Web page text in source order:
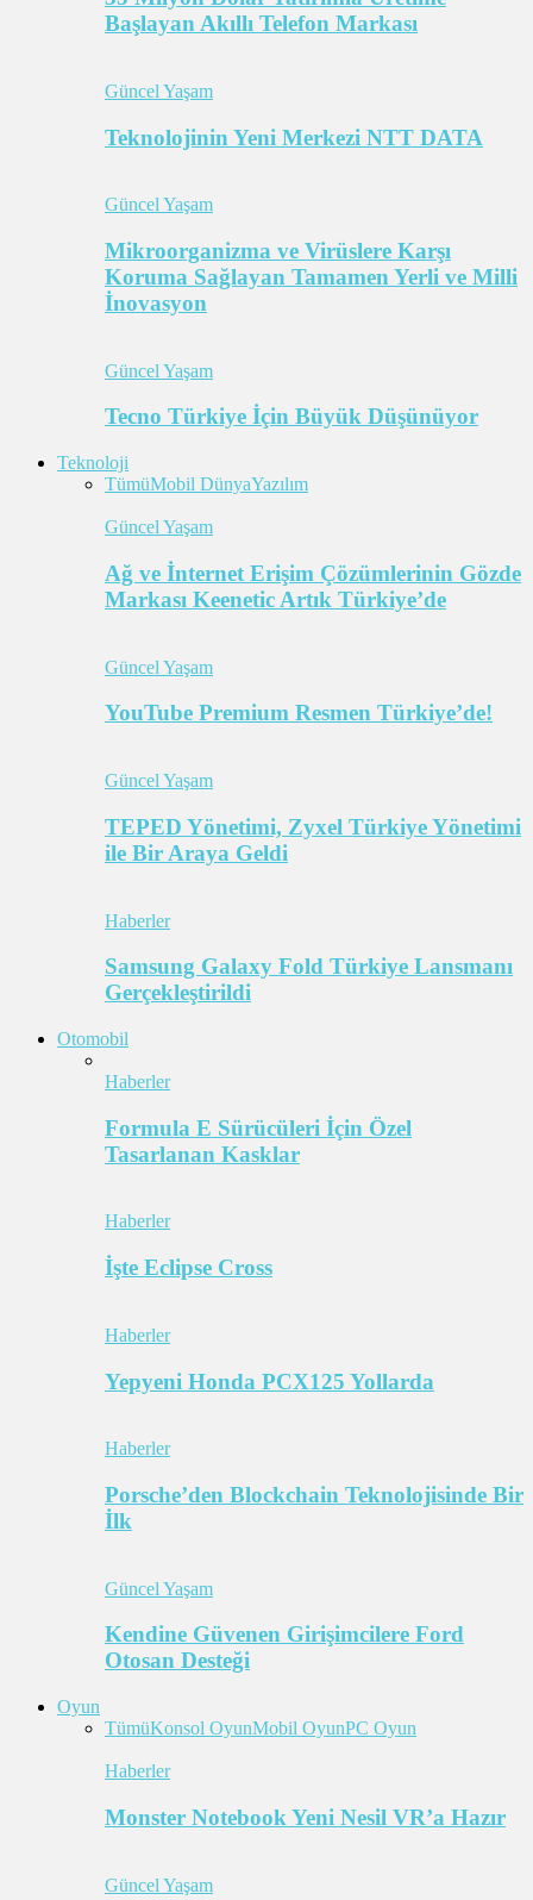
Başlayan Akıllı Telefon Markası
Güncel Yaşam
Teknolojinin Yeni Merkezi NTT DATA
Güncel Yaşam
Mikroorganizma ve Virüslere Karşı
Koruma Sağlayan Tamamen Yerli ve Milli
İnovasyon
Güncel Yaşam
Tecno Türkiye İçin Büyük Düşünüyor
Teknoloji
TümüMobil DünyaYazılım
Güncel Yaşam
Ağ ve İnternet Erişim Çözümlerinin Gözde
Markası Keenetic Artık Türkiye’de
Güncel Yaşam
YouTube Premium Resmen Türkiye’de!
Güncel Yaşam
TEPED Yönetimi, Zyxel Türkiye Yönetimi
ile Bir Araya Geldi
Haberler
Samsung Galaxy Fold Türkiye Lansmanı
Gerçekleştirildi
Otomobil
Haberler
Formula E Sürücüleri İçin Özel
Tasarlanan Kasklar
Haberler
İşte Eclipse Cross
Haberler
Yepyeni Honda PCX125 Yollarda
Haberler
Porsche’den Blockchain Teknolojisinde Bir
İlk
Güncel Yaşam
Kendine Güvenen Girişimcilere Ford
Otosan Desteği
Oyun
TümüKonsol OyunMobil OyunPC Oyun
Haberler
Monster Notebook Yeni Nesil VR’a Hazır
Güncel Yaşam